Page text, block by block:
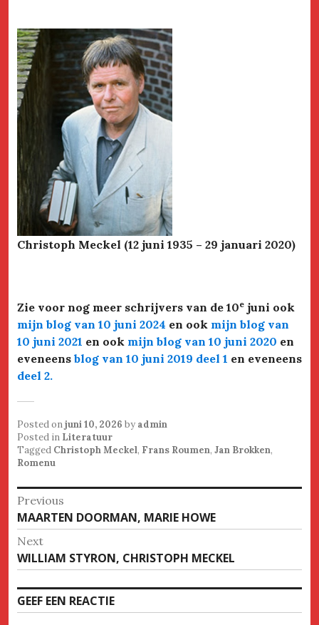
Christoph Meckel (12 juni 1935 – 29 januari 2020)
Zie voor nog meer schrijvers van de 10e juni ook
mijn blog van 10 juni 2024 en ook mijn blog van
10 juni 2021 en ook mijn blog van 10 juni 2020 en
eveneens blog van 10 juni 2019 deel 1 en eveneens
deel 2.
Posted onjuni 10, 2026 by admin
Posted in Literatuur
Tagged Christoph Meckel, Frans Roumen, Jan Brokken,
Romenu
Bericht
navigatie
Previous
Previous
post:
MAARTEN DOORMAN, MARIE HOWE
Next
Next
post:
WILLIAM STYRON, CHRISTOPH MECKEL
GEEF EEN REACTIE